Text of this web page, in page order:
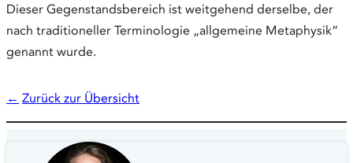
Dieser Gegenstandsbereich ist weitgehend derselbe, der
nach traditioneller Terminologie „allgemeine Metaphysik“
genannt wurde.
← Zurück zur Übersicht